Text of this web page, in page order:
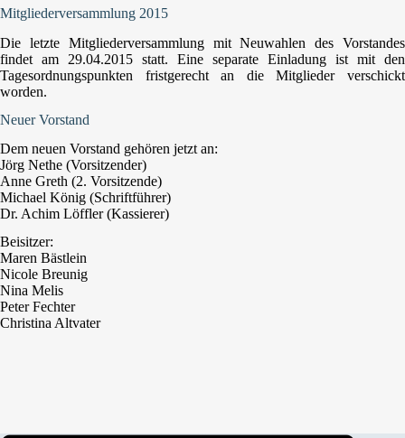
Mitgliederversammlung 2015
Die letzte Mitgliederversammlung mit Neuwahlen des Vorstandes
findet am 29.04.2015 statt. Eine separate Einladung ist mit den
Tagesordnungspunkten fristgerecht an die Mitglieder verschickt
worden.
Neuer Vorstand
Dem neuen Vorstand gehören jetzt an:
Jörg Nethe (Vorsitzender)
Anne Greth (2. Vorsitzende)
Michael König (Schriftführer)
Dr. Achim Löffler (Kassierer)
Beisitzer:
Maren Bästlein
Nicole Breunig
Nina Melis
Peter Fechter
Christina Altvater